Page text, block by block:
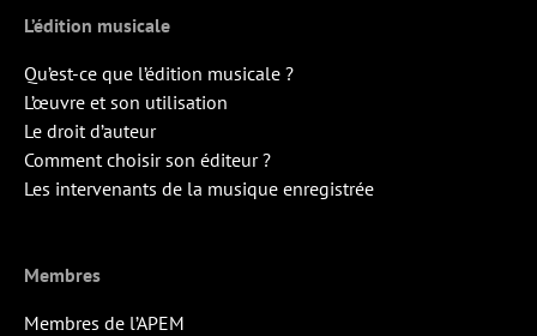
L’édition musicale
Qu’est-ce que l’édition musicale ?
L’œuvre et son utilisation
Le droit d’auteur
Comment choisir son éditeur ?
Les intervenants de la musique enregistrée
Membres
Membres de l’APEM